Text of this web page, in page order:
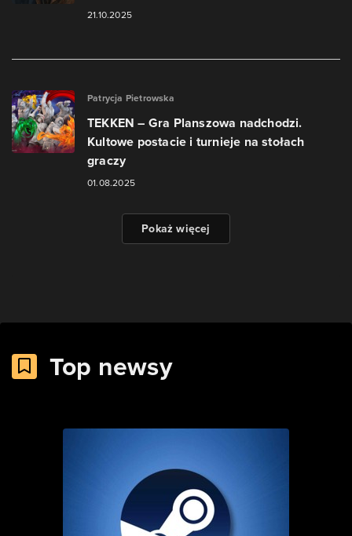
21.10.2025
Patrycja Pietrowska
TEKKEN – Gra Planszowa nadchodzi.
Kultowe postacie i turnieje na stołach
graczy
01.08.2025
Pokaż więcej
Top newsy